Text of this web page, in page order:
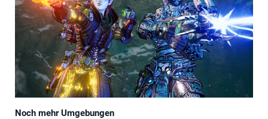
Noch mehr Umgebungen